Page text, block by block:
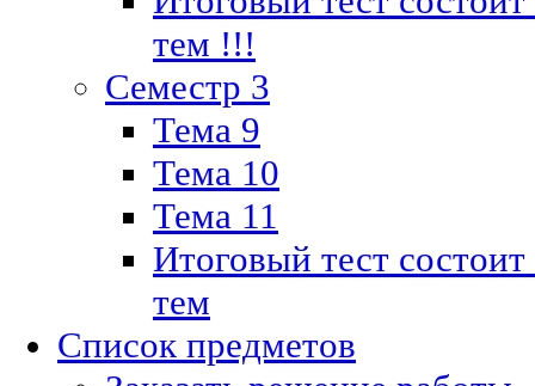
тем !!!
Семестр 3
Тема 9
Тема 10
Тема 11
Итоговый тест
тем
Список предметов